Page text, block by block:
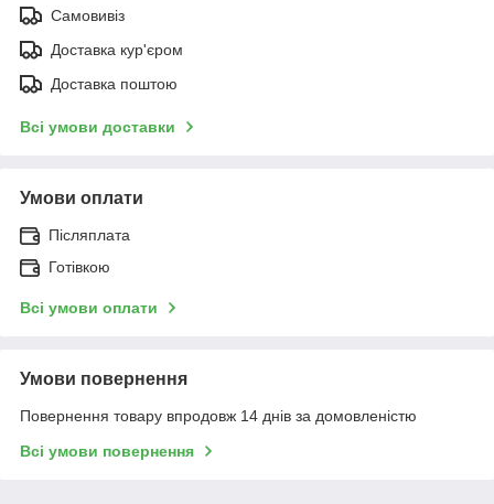
Самовивіз
Доставка кур'єром
Доставка поштою
Всі умови доставки
Умови оплати
Післяплата
Готівкою
Всі умови оплати
Умови повернення
Повернення товару впродовж 14 днів за домовленістю
Всі умови повернення